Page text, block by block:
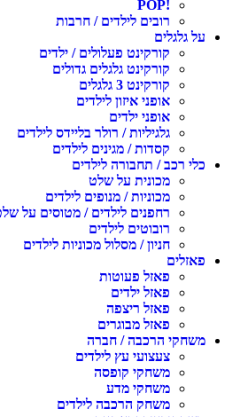
רובים לילדים / חרבות
גלגלים
קורקינט פעלולים / ילדים
קורקינט גלגלים גדולים
קורקינט 3 גלגלים
אופני איזון לילדים
אופני ילדים
גלגיליות / רולר בליידס לילדים
קסדות / מגינים לילדים
רכב / תחבורה לילדים
מכונית על שלט
מכוניות / מנופים לילדים
רחפנים לילדים / מטוסים על שלט לילדים
רובוטים לילדים
חניון / מסלול מכוניות לילדים
פאזל פעוטות
פאזל ילדים
פאזל ריצפה
פאזל מבוגרים
הרכבה / חברה
צעצועי עץ לילדים
משחקי קופסה
משחקי מדע
משחק הרכבה לילדים